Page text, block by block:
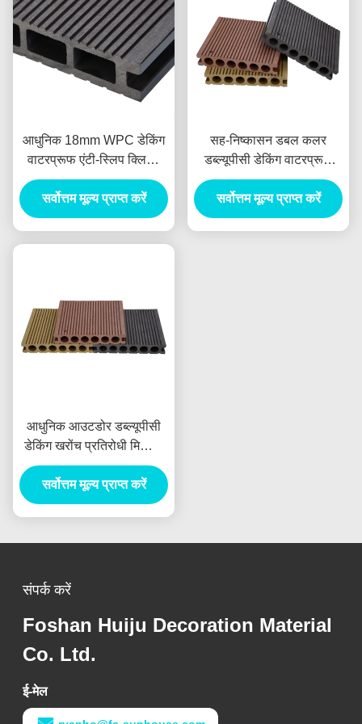
आधुनिक 18mm WPC डेकिंग
वाटरप्रूफ एंटी-स्लिप क्लिक-
इंस्टॉल्ड आउटडोर फ्लोरिंग
स्विमिंग पूल और वॉकवे के लिए
सर्वोत्तम मूल्य प्राप्त करें
सह-निष्कासन डबल कलर
डब्ल्यूपीसी डेकिंग वाटरप्रूफ
आउटडोर सागौन कंपोजिट डेकिंग
फ्लोर
सर्वोत्तम मूल्य प्राप्त करें
आधुनिक आउटडोर डब्ल्यूपीसी
डेकिंग खरोंच प्रतिरोधी मिश्रित
डेकिंग गार्डन छतों के लिए पथ
जलरोधक विरोधी फिसलने
चिकनी ब्रश
सर्वोत्तम मूल्य प्राप्त करें
संपर्क करें
Foshan Huiju Decoration Material
Co. Ltd.
ई-मेल